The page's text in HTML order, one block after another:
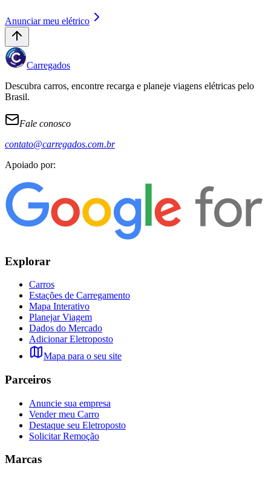
Anunciar meu elétrico
Carregados
Descubra carros, encontre recarga e planeje viagens elétricas pelo
Brasil.
Fale conosco
contato@carregados.com.br
Apoiado por:
Explorar
Carros
Estações de Carregamento
Mapa Interativo
Planejar Viagem
Dados do Mercado
Adicionar Eletroposto
Mapa para o seu site
Parceiros
Anuncie sua empresa
Vender meu Carro
Destaque seu Eletroposto
Solicitar Remoção
Marcas